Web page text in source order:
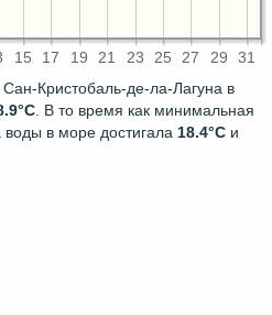
15 17 19 21 23 25 27 29 31
Кристобаль-де-ла-Лагуна в
. В то время как минимальная
в море достигала 18.4°C и